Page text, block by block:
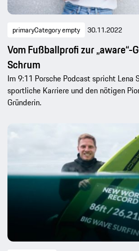
primaryCategory empty 30.11.2022
Vom Fußballprofi zur „aware“-
Schrum
Im 9:11 Porsche Podcast spricht Lena
sportliche Karriere und den nötigen
Gründerin.